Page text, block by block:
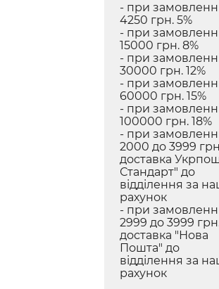
- при
4250 грн. 5%
- при
15000 грн. 8%
- при
30000 грн. 12%
- при
60000 грн. 15%
- при
100000 грн. 18%
- при
2000 до 3999
доставка
Стандарт" до
відділення за
рахунок
- при
2999 до 3999
доставка "Нова
Пошта" до
відділення за
рахунок